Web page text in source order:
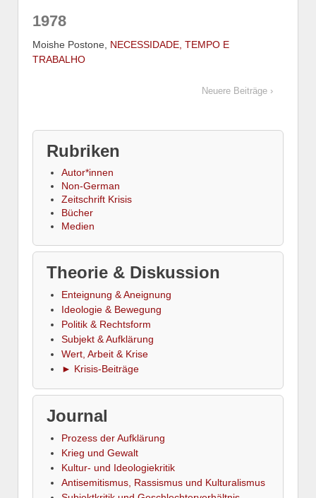
1978
Moishe Postone, NECESSIDADE, TEMPO E
TRABALHO
Neuere Beiträge ›
Rubriken
Autor*innen
Non-German
Zeitschrift Krisis
Bücher
Medien
Theorie & Diskussion
Enteignung & Aneignung
Ideologie & Bewegung
Politik & Rechtsform
Subjekt & Aufklärung
Wert, Arbeit & Krise
► Krisis-Beiträge
Journal
Prozess der Aufklärung
Krieg und Gewalt
Kultur- und Ideologiekritik
Antisemitismus, Rassismus und Kulturalismus